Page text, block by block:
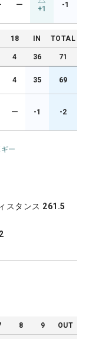
ー +1 -1
18 IN TOTAL
4 36 71
4 35 69
ー -1 -2
ー
スタンス 261.5
8 9 OUT